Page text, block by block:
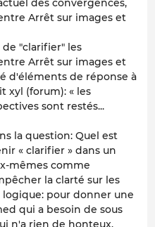
des convergences,
Arrêt sur images et
"clarifier" les
Arrêt sur images et
d'éléments de réponse à
xyl (forum): « les
sont restés...
la question: Quel est
« clarifier » dans un
mêmes comme
la clarté sur les
pour donner une
qui a besoin de sous
n'a rien de honteux.